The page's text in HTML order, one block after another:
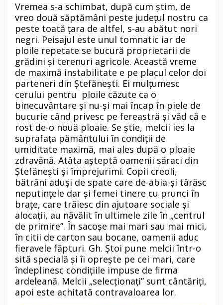
Vremea s-a schimbat, după cum ştim, de
vreo două săptămâni peste judeţul nostru ca
peste toată ţara de altfel, s-au abătut nori
negri. Peisajul este unul tomnatic iar de
ploile repetate se bucură proprietarii de
grădini şi terenuri agricole. Această vreme
de maximă instabilitate e pe placul celor doi
parteneri din Ştefăneşti. Ei mulţumesc
cerului pentru ploile căzute ca o
binecuvântare şi nu-şi mai încap în piele de
bucurie când privesc pe fereastră şi văd că e
rost de-o nouă ploaie. Se ştie, melcii ies la
suprafaţa pământului în condiţii de
umiditate maximă, mai ales după o ploaie
zdravănă. Atâta aşteptă oamenii săraci din
Ştefăneşti şi împrejurimi. Copii creoli,
bătrâni aduşi de spate care de-abia-şi târăsc
neputinţele dar şi femei tinere cu prunci în
braţe, care trăiesc din ajutoare sociale şi
alocaţii, au năvălit în ultimele zile în „centrul
de primire”. În sacoşe mai mari sau mai mici,
în citii de carton sau bocane, oamenii aduc
fieravele făpturi. Gh. Ştoi pune melcii într-o
sită specială şi îi opreşte pe cei mari, care
îndeplinesc condiţiile impuse de firma
ardeleană. Melcii „selecţionaţi” sunt cântăriţi,
apoi este achitată contravaloarea lor.